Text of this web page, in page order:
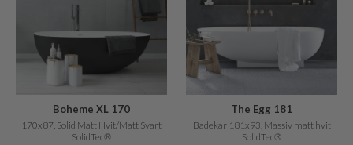
Boheme XL 170
170x87, Solid Matt Hvit/Matt Svart
SolidTec®
The Egg 181
Badekar 181x93, Massiv matt hvit
SolidTec®